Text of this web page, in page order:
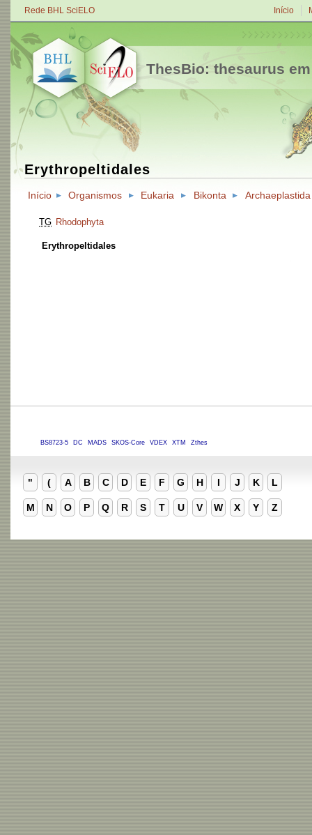
Rede BHL SciELO Início
ThesBio: thesaurus
Erythropeltidales
Início Organismos Eukaria Bikonta Archaeplastida
TG Rhodophyta
Erythropeltidales
BS8723-5 DC MADS SKOS-Core VDEX XTM Zthes
" ( A B C D E F G H I J K L
M N O P Q R S T U V W X Y Z